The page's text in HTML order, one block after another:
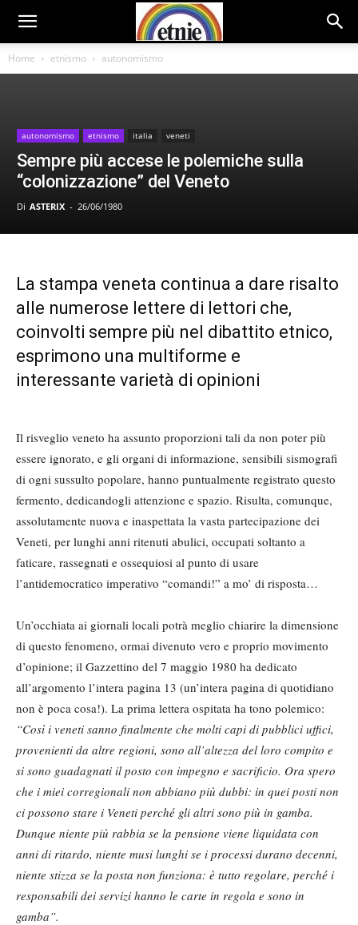
Home etnismo autonomismo
autonomismo etnismo italia veneti
Sempre più accese le polemiche sulla
“colonizzazione” del Veneto
Di ASTERIX - 26/06/1980
La stampa veneta continua a dare risalto
alle numerose lettere di lettori che,
coinvolti sempre più nel dibattito etnico,
esprimono una multiforme e
interessante varietà di opinioni
Il risveglio veneto ha assunto proporzioni tali da non poter più
essere ignorato, e gli organi di informazione, sensibili sismografi
di ogni sussulto popolare, hanno puntualmente registrato questo
fermento, dedicandogli attenzione e spazio. Risulta, comunque,
assolutamente nuova e inaspettata la vasta partecipazione dei
Veneti, per lunghi anni ritenuti abulici, occupati soltanto a
faticare, rassegnati e ossequiosi al punto di usare
l’antidemocratico imperativo “comandi!” a mo’ di risposta…
Un’occhiata ai giornali locali potrà meglio chiarire la dimensione
di questo fenomeno, ormai divenuto vero e proprio movimento
d’opinione; il Gazzettino del 7 maggio 1980 ha dedicato
all’argomento l’intera pagina 13 (un’intera pagina di quotidiano
non è poca cosa!). La prima lettera ospitata ha tono polemico:
“Così i veneti sanno finalmente che molti capi di pubblici uffici,
provenienti da altre regioni, sono all’altezza del loro compito e
si sono guadagnati il posto con impegno e sacrificio. Ora spero
che i miei corregionali non abbiano più dubbi: in quei posti non
ci possono stare i Veneti perché gli altri sono più in gamba.
Dunque niente più rabbia se la pensione viene liquidata con
anni di ritardo, niente musi lunghi se i processi durano decenni,
niente stizza se la posta non funziona: è tutto regolare, perché i
responsabili dei servizi hanno le carte in regola e sono in
gamba”.